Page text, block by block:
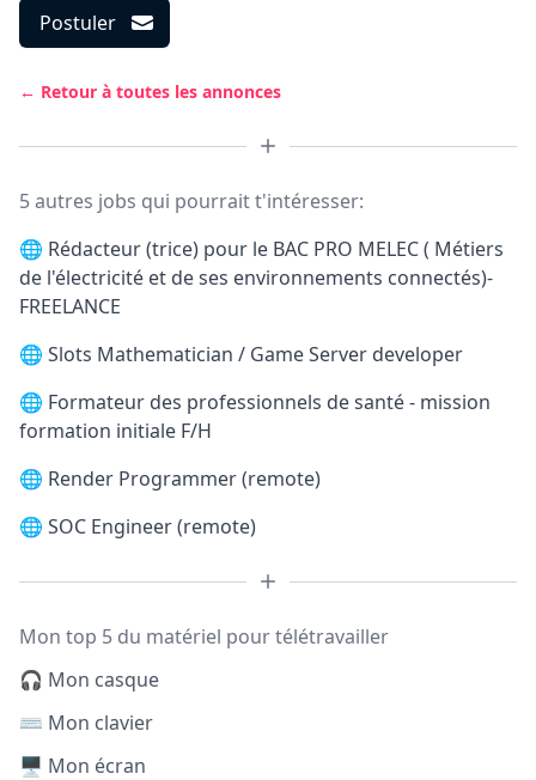
Postuler
← Retour à toutes les annonces
5 autres jobs qui pourrait t'intéresser:
🌐 Rédacteur (trice) pour le BAC PRO MELEC ( Métiers
de l'électricité et de ses environnements connectés)-
FREELANCE
🌐 Slots Mathematician / Game Server developer
🌐 Formateur des professionnels de santé - mission
formation initiale F/H
🌐 Render Programmer (remote)
🌐 SOC Engineer (remote)
Mon top 5 du matériel pour télétravailler
🎧 Mon casque
⌨️ Mon clavier
🖥️ Mon écran